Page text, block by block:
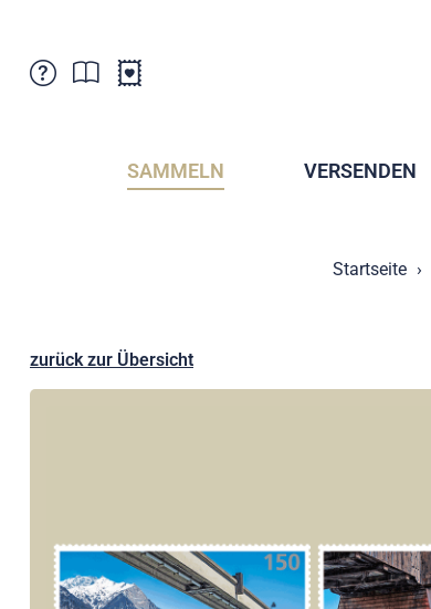
Verkaufsstellen
Postcrossing
Abonnemente
SAMMELN VERSENDEN
Startseite
zurück zur Übersicht